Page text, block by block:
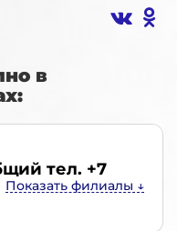
в
тел. +7